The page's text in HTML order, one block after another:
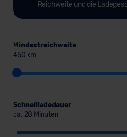
Mindestreichweite
450 km
Schnellladedauer
ca. 28 Minuten
Reichweite und die